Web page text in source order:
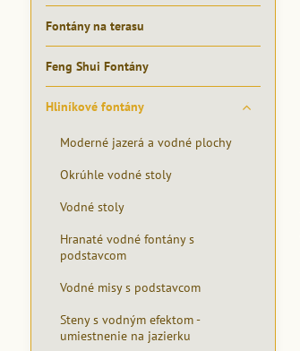
Fontány na terasu
Feng Shui Fontány
Hliníkové fontány
Moderné jazerá a vodné plochy
Okrúhle vodné stoly
Vodné stoly
Hranaté vodné fontány s
podstavcom
Vodné misy s podstavcom
Steny s vodným efektom -
umiestnenie na jazierku